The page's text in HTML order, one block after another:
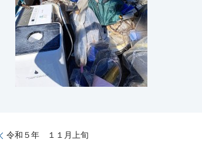
令和５年 １１月上旬